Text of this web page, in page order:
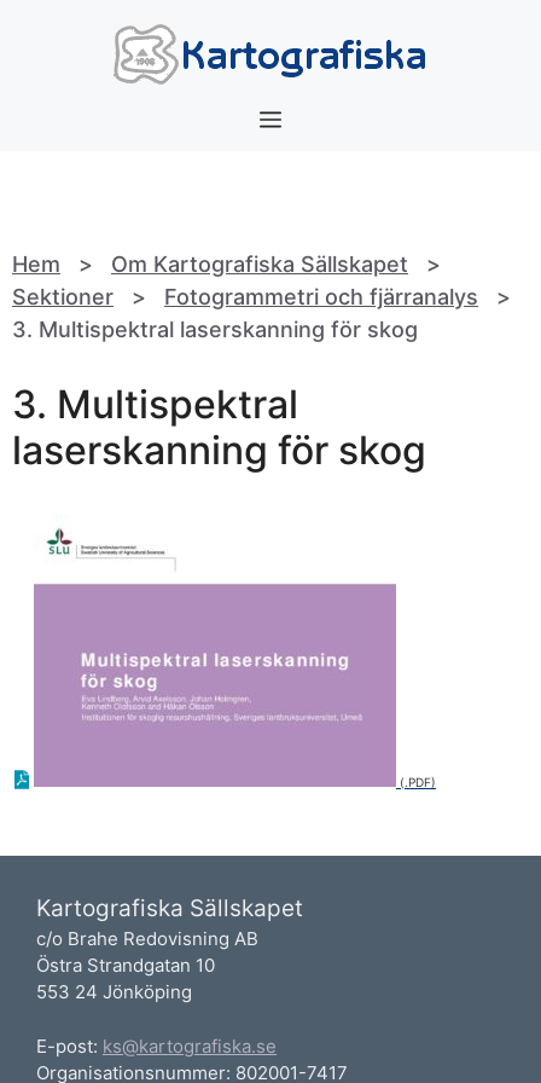
Meny
Hem > Om Kartografiska Sällskapet >
Sektioner > Fotogrammetri och fjärranalys >
3. Multispektral laserskanning för skog
3. Multispektral
laserskanning för skog
Kartografiska Sällskapet
c/o Brahe Redovisning AB
Östra Strandgatan 10
553 24 Jönköping
E-post: ks@kartografiska.se
Organisationsnummer: 802001-7417